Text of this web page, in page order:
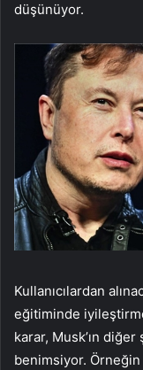
düşünüyor.
Kullanıcılardan
eğitiminde
karar, Musk’ın
benimsiyor. Örneğin